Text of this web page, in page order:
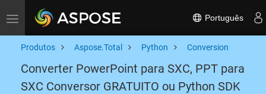
Toggle navigation Português
Produtos Aspose.Total Python Conversion
Converter PowerPoint para SXC, PPT para
SXC Conversor GRATUITO ou Python SDK